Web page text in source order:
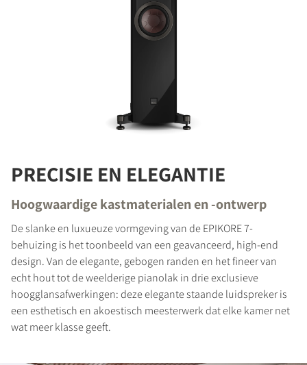
PRECISIE EN ELEGANTIE
Hoogwaardige kastmaterialen en -ontwerp
De slanke en luxueuze vormgeving van de EPIKORE 7-
behuizing is het toonbeeld van een geavanceerd, high-end
design. Van de elegante, gebogen randen en het fineer van
echt hout tot de weelderige pianolak in drie exclusieve
hoogglansafwerkingen: deze elegante staande luidspreker is
een esthetisch en akoestisch meesterwerk dat elke kamer net
wat meer klasse geeft.
REGISTREER JE OM TE